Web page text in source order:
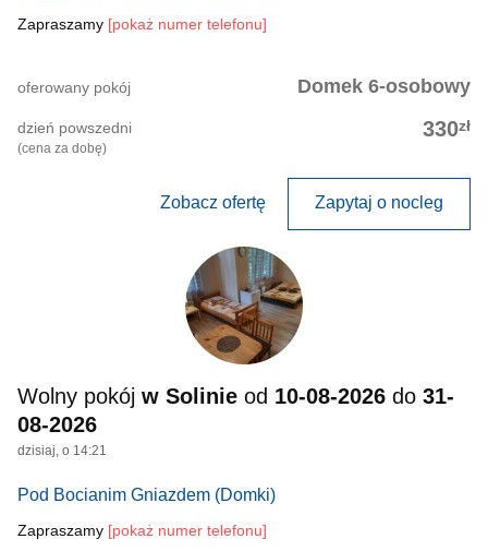
Zapraszamy [pokaż numer telefonu]
Domek 6-osobowy
oferowany pokój
330zł
dzień powszedni
(cena za dobę)
Zobacz ofertę Zapytaj o nocleg
Wolny pokój w Solinie od 10-08-2026 do 31-
08-2026
dzisiaj, o 14:21
Pod Bocianim Gniazdem (Domki)
Zapraszamy [pokaż numer telefonu]